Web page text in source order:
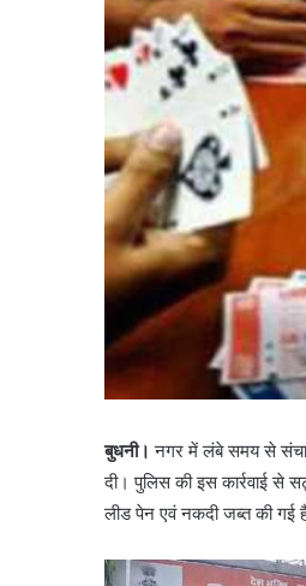
बुधनी। नगर में लंबे समय से
दी। पुलिस की इस कार्रवाई से
लीड पेन एवं नकदी जब्त की गई